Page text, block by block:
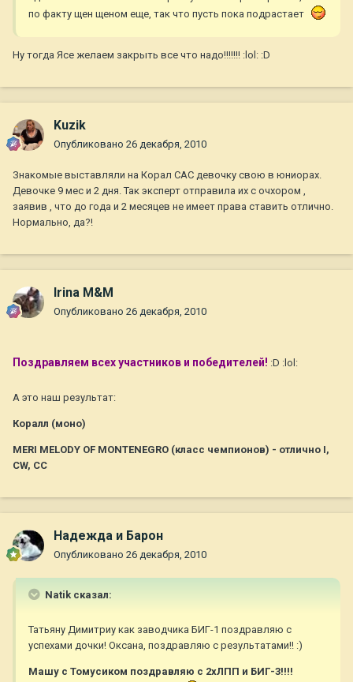
по факту щен щеном еще, так что пусть пока подрастает
Ну тогда Ясе желаем закрыть все что надо!!!!!!! :lol: :D
Kuzik
Опубликовано 26 декабря, 2010
Знакомые выставляли на Корал САС девочку свою в юниорах.
Девочке 9 мес и 2 дня. Так эксперт отправила их с очхором ,
заявив , что до года и 2 месяцев не имеет права ставить отлично.
Нормально, да?!
Irina M&M
Опубликовано 26 декабря, 2010
Поздравляем всех участников и победителей! :D :lol:
А это наш результат:
Коралл (моно)
MERI MELODY OF MONTENEGRO (класс чемпионов) - отлично I,
CW, CC
Надежда и Барон
Опубликовано 26 декабря, 2010
Natik сказал:
Татьяну Димитриу как заводчика БИГ-1 поздравляю с
успехами дочки! Оксана, поздравляю с результатами!! :)
Машу с Томусиком поздравляю с 2хЛПП и БИГ-3!!!!